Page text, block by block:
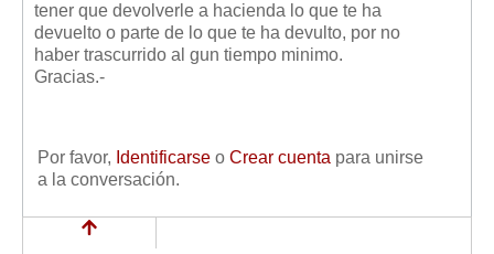
Entrar / Salir
Mis boletines
tener que devolverle a hacienda lo que te ha
devuelto o parte de lo que te ha devulto, por no
haber trascurrido al gun tiempo minimo.
Gracias.-
Por favor, Identificarse o Crear cuenta para unirse
a la conversación.